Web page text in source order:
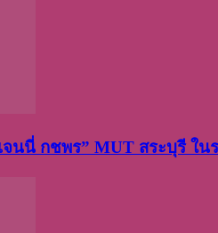
จนนี่ กชพร” MUT สระบุรี ใ